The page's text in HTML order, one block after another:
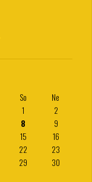
So
Ne
1
2
8
9
15
16
22
23
29
30